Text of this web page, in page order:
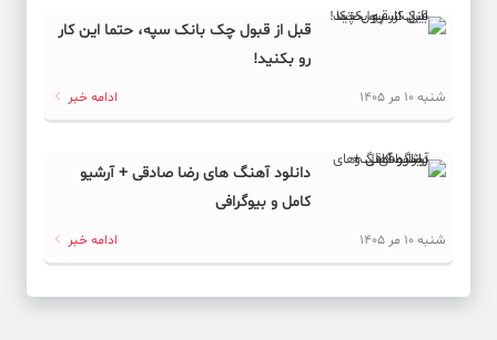
قبل از قبول چک بانک سپه، حتما این کار
رو بکنید!
شنبه 10 مر 1405 ادامه خبر
دانلود آهنگ های رضا صادقی + آرشیو
کامل و بیوگرافی
شنبه 10 مر 1405 ادامه خبر